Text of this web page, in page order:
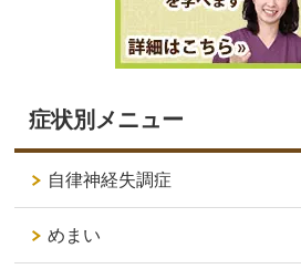
症状別メニュー
自律神経失調症
めまい